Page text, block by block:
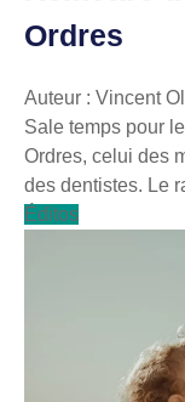
Ordres
Auteur : Vincent
Sale temps pour
Ordres, celui des
des dentistes. Le
Éditos